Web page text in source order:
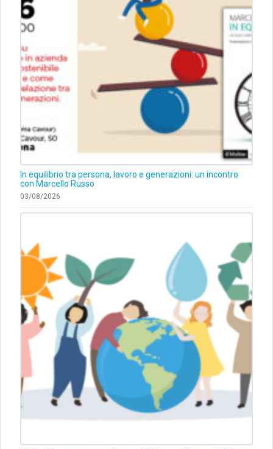
In equilibrio tra persona, lavoro e generazioni: un incontro
con Marcello Russo
03/08/2026